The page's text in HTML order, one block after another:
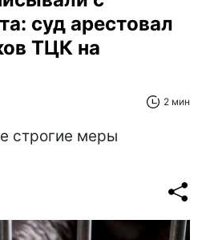
суд арестовал
ТЦК на
2 мин
строгие меры